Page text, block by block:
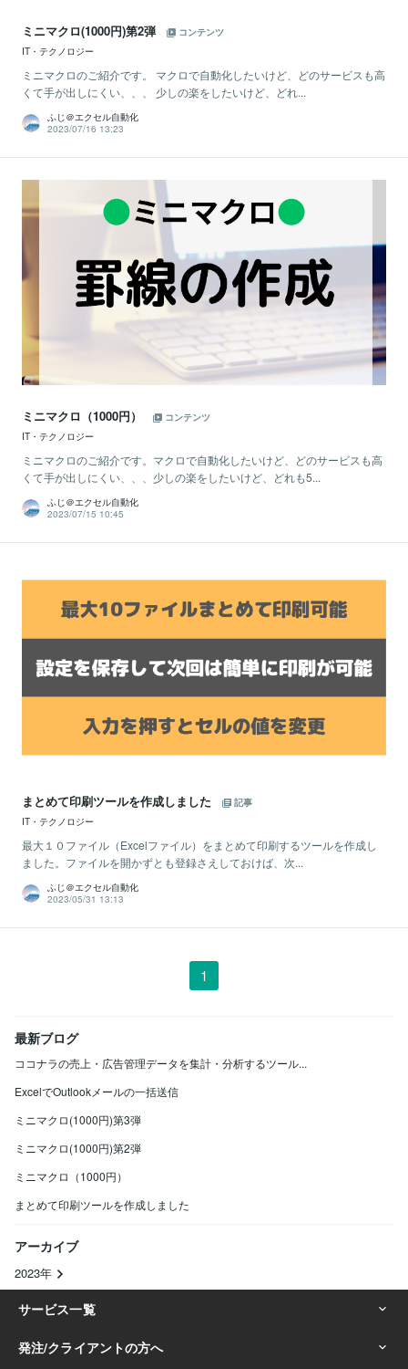
ミニマクロ(1000円)第2弾
コンテンツ
IT・テクノロジー
ミニマクロのご紹介です。 マクロで自動化したいけど、どのサービスも高
くて手が出しにくい、、、 少しの楽をしたいけど、どれ...
ふじ＠エクセル自動化
2023/07/16 13:23
ミニマクロ（1000円）
コンテンツ
IT・テクノロジー
ミニマクロのご紹介です。マクロで自動化したいけど、どのサービスも高
くて手が出しにくい、、、少しの楽をしたいけど、どれも5...
ふじ＠エクセル自動化
2023/07/15 10:45
まとめて印刷ツールを作成しました
記事
IT・テクノロジー
最大１０ファイル（Excelファイル）をまとめて印刷するツールを作成し
ました。ファイルを開かずとも登録さえしておけば、次...
ふじ＠エクセル自動化
2023/05/31 13:13
1
最新ブログ
ココナラの売上・広告管理データを集計・分析するツール...
ExcelでOutlookメールの一括送信
ミニマクロ(1000円)第3弾
ミニマクロ(1000円)第2弾
ミニマクロ（1000円）
まとめて印刷ツールを作成しました
アーカイブ
2023年